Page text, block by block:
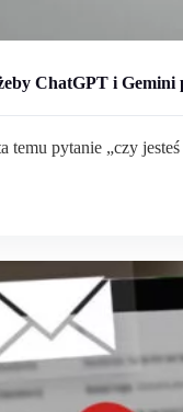
ChatGPT i Gemini
temu pytanie „czy